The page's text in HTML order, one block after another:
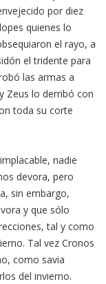
por diez
quienes lo
el rayo, a
el tridente para
las armas a
Zeus lo derribó con
toda su corte
nadie
devora, pero
sin embargo,
y que sólo
tal y como
Tal vez Cronos
como savia
del invierno.